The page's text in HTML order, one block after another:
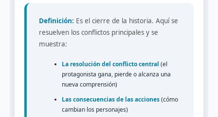
Definición: Es el cierre de la historia. Aquí se
resuelven los conflictos principales y se
muestra:
La resolución del conflicto central (el
protagonista gana, pierde o alcanza una
nueva comprensión)
Las consecuencias de las acciones(cómo
cambian los personajes)